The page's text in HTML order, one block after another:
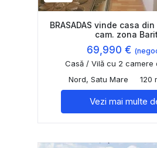
BRASADAS vinde casa
cam. zona
69,990 €
Casă / Vilă cu 2 camere
Nord, Satu Mare
120
Vezi mai multe